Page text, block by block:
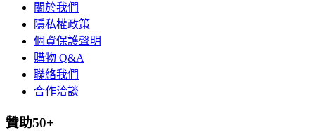
關於我們
隱私權政策
個資保護聲明
購物 Q&A
聯絡我們
合作洽談
贊助50+